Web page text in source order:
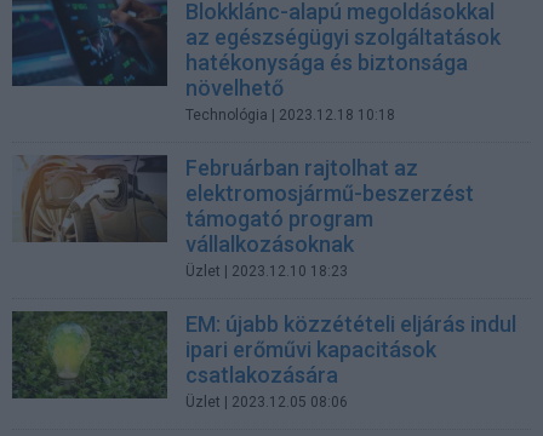
Blokklánc-alapú megoldásokkal
az egészségügyi szolgáltatások
hatékonysága és biztonsága
növelhető
Technológia | 2023.12.18 10:18
Februárban rajtolhat az
elektromosjármű-beszerzést
támogató program
vállalkozásoknak
Üzlet | 2023.12.10 18:23
EM: újabb közzétételi eljárás indul
ipari erőművi kapacitások
csatlakozására
Üzlet | 2023.12.05 08:06